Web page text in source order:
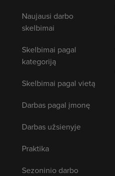
Naujausi darbo
skelbimai
Skelbimai pagal
kategoriją
Skelbimai pagal vietą
Darbas pagal įmonę
Darbas užsienyje
Praktika
Sezoninio darbo